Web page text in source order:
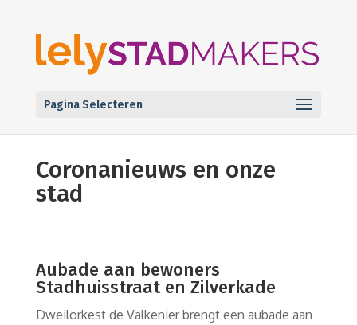
Pagina Selecteren
Coronanieuws en onze
stad
Aubade aan bewoners
Stadhuisstraat en Zilverkade
Dweilorkest de Valkenier brengt een aubade aan